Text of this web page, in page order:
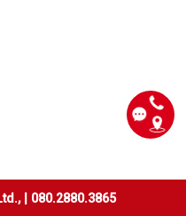
| 080.2880.3865